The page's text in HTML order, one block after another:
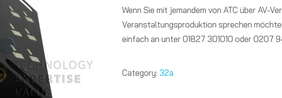
Wenn Sie mit jemandem von ATC über AV-
Veranstaltungsproduktion sprechen
einfach an unter 01827 301010 oder 0207
Category: 32a